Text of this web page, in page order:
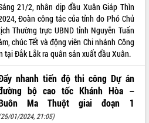
21/2, nhân dịp đầu Xuân Giáp Thìn
Đoàn công tác của tỉnh do Phó Chủ
Thường trực UBND tỉnh Nguyễn Tuấn
chúc Tết và động viên Chi nhánh Công
tại Đắk Lắk ra quân sản xuất đầu Xuân.
nhanh tiến độ thi công Dự án
bộ cao tốc Khánh Hòa –
Ma Thuột giai đoạn 1
01/2024, 21:05)